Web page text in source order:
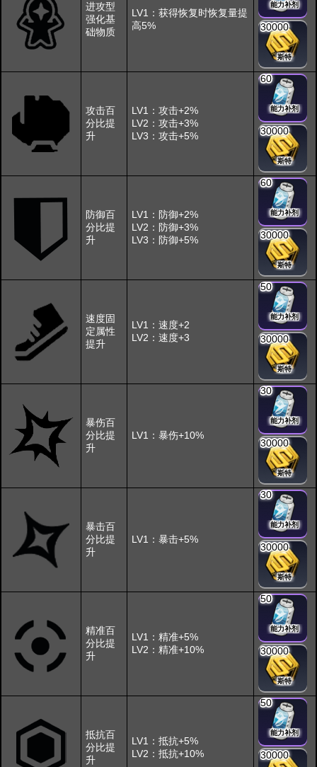
进攻型
强化基
础物质
LV1：获得恢复时恢复量提
高5%
能力补剂
30000
斯特
攻击百
分比提
升
LV1：攻击+2%
LV2：攻击+3%
LV3：攻击+5%
60
能力补剂
30000
斯特
防御百
分比提
升
LV1：防御+2%
LV2：防御+3%
LV3：防御+5%
60
能力补剂
30000
斯特
速度固
定属性
提升
LV1：速度+2
LV2：速度+3
50
能力补剂
30000
斯特
暴伤百
分比提
升
LV1：暴伤+10%
30
能力补剂
30000
斯特
暴击百
分比提
升
LV1：暴击+5%
30
能力补剂
30000
斯特
精准百
分比提
升
LV1：精准+5%
LV2：精准+10%
50
能力补剂
30000
斯特
抵抗百
分比提
升
LV1：抵抗+5%
LV2：抵抗+10%
50
能力补剂
30000